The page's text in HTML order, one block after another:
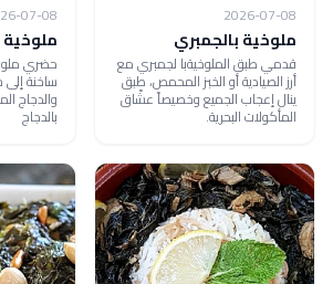
2026-07-08
ملوخية بالجمبري
قدمي طبق الملوخيةبا لجمبري مع
أرز الصيادية أو الخبز المحمص، طبق
ينال إعجاب الجميع وخصيصاً عشًاق
المأكولات البحرية.
07-08
ملوخية
حضري
ساخنة إلى
والدجاج
بالدجاج